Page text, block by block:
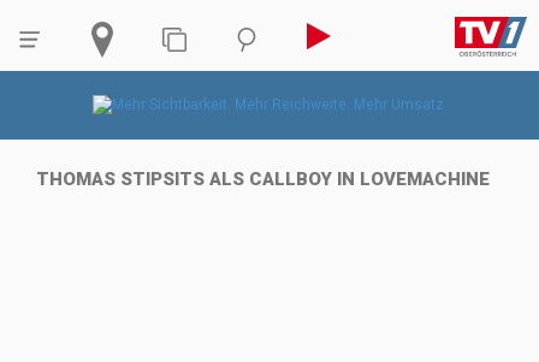
THOMAS STIPSITS ALS CALLBOY IN LOVEMACHINE